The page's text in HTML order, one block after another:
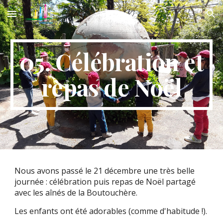
Skip to main content Skip to navigation
05. Célébration et
repas de Noël
Nous avons passé le 21 décembre une très belle
journée : célébration puis repas de Noël partagé
avec les aînés de la Boutouchère.
Les enfants ont été adorables (comme d'habitude !).